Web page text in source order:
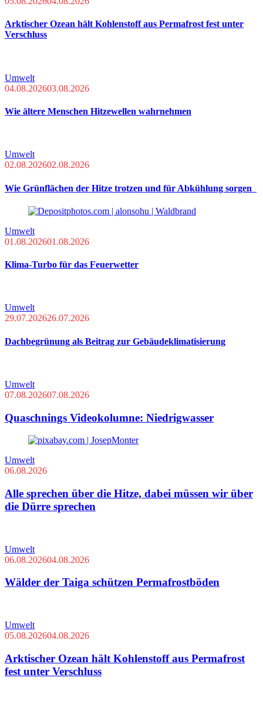
Arktischer Ozean hält Kohlenstoff aus Permafrost fest unter
Verschluss
Umwelt
04.08.202603.08.2026
Wie ältere Menschen Hitzewellen wahrnehmen
Umwelt
02.08.202602.08.2026
Wie Grünflächen der Hitze trotzen und für Abkühlung sorgen
Umwelt
01.08.202601.08.2026
Klima-Turbo für das Feuerwetter
Umwelt
29.07.202626.07.2026
Dachbegrünung als Beitrag zur Gebäudeklimatisierung
Umwelt
07.08.202607.08.2026
Quaschnings Videokolumne: Niedrigwasser
Umwelt
06.08.2026
Alle sprechen über die Hitze, dabei müssen wir über
die Dürre sprechen
Umwelt
06.08.202604.08.2026
Wälder der Taiga schützen Permafrostböden
Umwelt
05.08.202604.08.2026
Arktischer Ozean hält Kohlenstoff aus Permafrost
fest unter Verschluss